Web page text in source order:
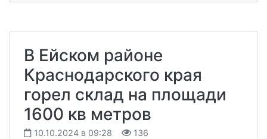
В Ейском районе
Краснодарского края
горел склад на площади
1600 кв метров
10.10.2024 в 09:28 136